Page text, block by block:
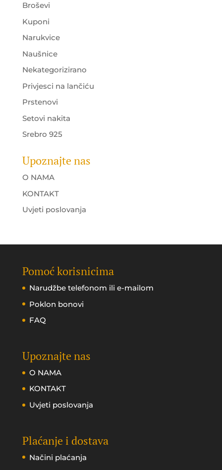
Broševi
Kuponi
Narukvice
Naušnice
Nekategorizirano
Privjesci na lančiću
Prstenovi
Setovi nakita
Srebro 925
Upoznajte nas
O NAMA
KONTAKT
Uvjeti poslovanja
Pomoć korisnicima
Narudžbe telefonom ili e-mailom
Poklon bonovi
FAQ
Upoznajte nas
O NAMA
KONTAKT
Uvjeti poslovanja
Plaćanje i dostava
Načini plaćanja